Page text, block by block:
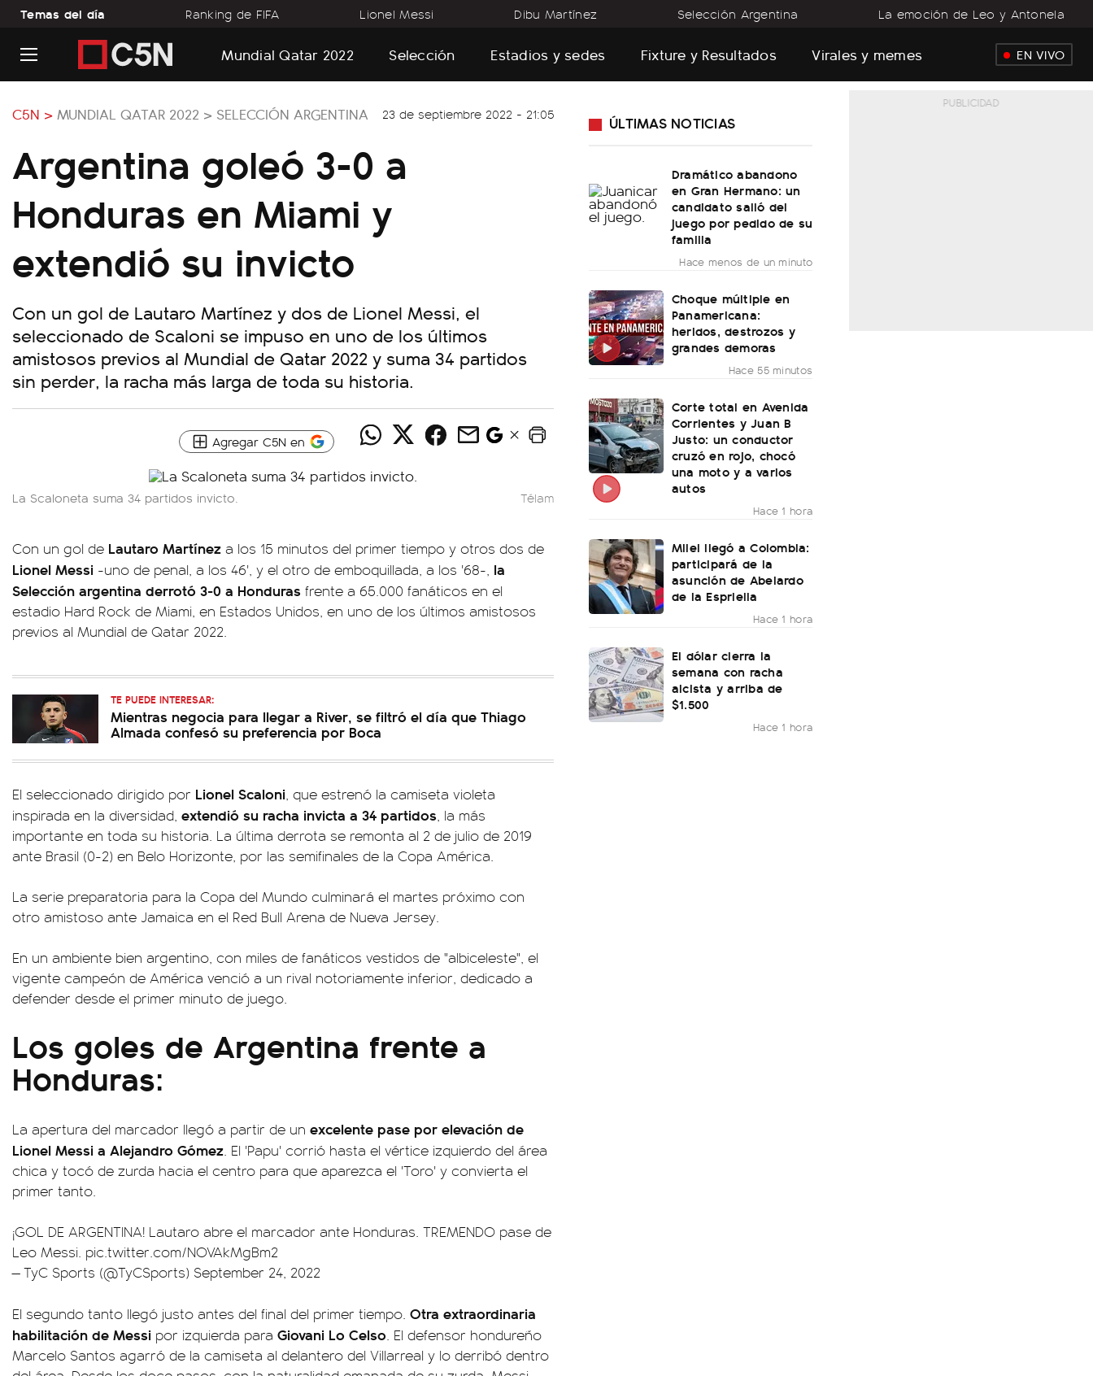
Temas del día Ranking de FIFA Lionel Messi Dibu Martínez Selección Argentina La emoción de Leo y Antonela
Mundial Qatar 2022 Selección Estadios y sedes Fixture y Resultados Virales y memes EN VIVO
C5N > MUNDIAL QATAR 2022 > SELECCIÓN ARGENTINA 23 de septiembre 2022 - 21:05
Argentina goleó 3-0 a
Honduras en Miami y
extendió su invicto
Con un gol de Lautaro Martínez y dos de Lionel Messi, el
seleccionado de Scaloni se impuso en uno de los últimos
amistosos previos al Mundial de Qatar 2022 y suma 34 partidos
sin perder, la racha más larga de toda su historia.
Agregar C5N en
La Scaloneta suma 34 partidos invicto. Télam
Con un gol de Lautaro Martínez a los 15 minutos del primer tiempo y otros dos de
Lionel Messi -uno de penal, a los 46', y el otro de emboquillada, a los '68-, la
Selección argentina derrotó 3-0 a Honduras frente a 65.000 fanáticos en el
estadio Hard Rock de Miami, en Estados Unidos, en uno de los últimos amistosos
previos al Mundial de Qatar 2022.
TE PUEDE INTERESAR:
Mientras negocia para llegar a River, se filtró el día que Thiago
Almada confesó su preferencia por Boca
El seleccionado dirigido por Lionel Scaloni, que estrenó la camiseta violeta
inspirada en la diversidad, extendió su racha invicta a 34 partidos, la más
importante en toda su historia. La última derrota se remonta al 2 de julio de 2019
ante Brasil (0-2) en Belo Horizonte, por las semifinales de la Copa América.
La serie preparatoria para la Copa del Mundo culminará el martes próximo con
otro amistoso ante Jamaica en el Red Bull Arena de Nueva Jersey.
En un ambiente bien argentino, con miles de fanáticos vestidos de "albiceleste", el
vigente campeón de América venció a un rival notoriamente inferior, dedicado a
defender desde el primer minuto de juego.
Los goles de Argentina frente a
Honduras:
La apertura del marcador llegó a partir de un excelente pase por elevación de
Lionel Messi a Alejandro Gómez. El 'Papu' corrió hasta el vértice izquierdo del área
chica y tocó de zurda hacia el centro para que aparezca el 'Toro' y convierta el
primer tanto.
¡GOL DE ARGENTINA! Lautaro abre el marcador ante Honduras. TREMENDO pase de
Leo Messi. pic.twitter.com/NOVAkMgBm2
— TyC Sports (@TyCSports) September 24, 2022
El segundo tanto llegó justo antes del final del primer tiempo. Otra extraordinaria
habilitación de Messi por izquierda para Giovani Lo Celso. El defensor hondureño
Marcelo Santos agarró de la camiseta al delantero del Villarreal y lo derribó dentro
ÚLTIMAS NOTICIAS
Dramático abandono
en Gran Hermano: un
candidato salió del
juego por pedido de su
familia
Hace menos de un minuto
Choque múltiple en
Panamericana:
heridos, destrozos y
grandes demoras
Hace 55 minutos
Corte total en Avenida
Corrientes y Juan B
Justo: un conductor
cruzó en rojo, chocó
una moto y a varios
autos
Hace 1 hora
Milei llegó a Colombia:
participará de la
asunción de Abelardo
de la Espriella
Hace 1 hora
El dólar cierra la
semana con racha
alcista y arriba de
$1.500
Hace 1 hora